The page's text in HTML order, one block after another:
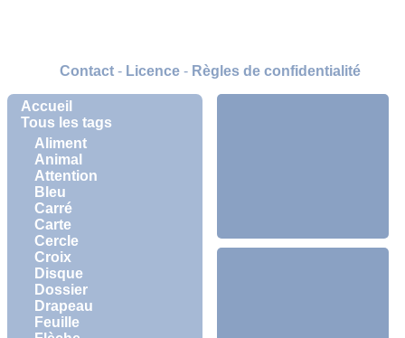
Accueil
Tous les tags
Aliment
Animal
Attention
Bleu
Carré
Carte
Cercle
Croix
Disque
Dossier
Drapeau
Feuille
Contact- Licence- Règles de confidentialité